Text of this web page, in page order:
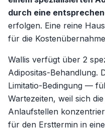
durch eine
erfolgen. Eine reine
für die
Wallis verfügt über 2
Adipositas-Behandlung.
Limitatio-Bedingung —
Wartezeiten, weil sich
Anlaufstellen
für den Ersttermin in